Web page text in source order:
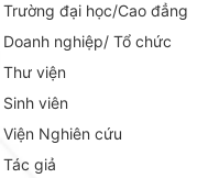
Trường đại học/Cao đẳng
Doanh nghiệp/ Tổ chức
Thư viện
Sinh viên
Viện Nghiên cứu
Tác giả